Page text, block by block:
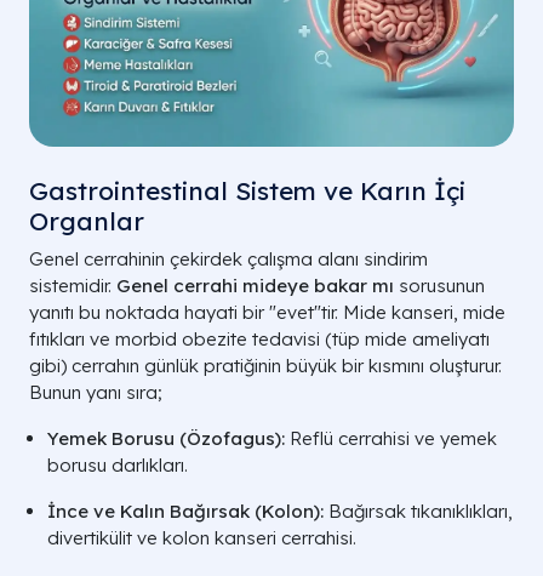
Gastrointestinal Sistem ve Karın İçi
Organlar
Genel cerrahinin çekirdek çalışma alanı sindirim
sistemidir. Genel cerrahi mideye bakar mı sorusunun
yanıtı bu noktada hayati bir "evet"tir. Mide kanseri, mide
fıtıkları ve morbid obezite tedavisi (tüp mide ameliyatı
gibi) cerrahın günlük pratiğinin büyük bir kısmını oluşturur.
Bunun yanı sıra;
Yemek Borusu (Özofagus): Reflü cerrahisi ve yemek
borusu darlıkları.
İnce ve Kalın Bağırsak (Kolon): Bağırsak tıkanıklıkları,
divertikülit ve kolon kanseri cerrahisi.